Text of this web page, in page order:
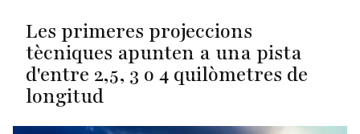
Les primeres projeccions
tècniques apunten a una pista
d'entre 2,5, 3 o 4 quilòmetres de
longitud